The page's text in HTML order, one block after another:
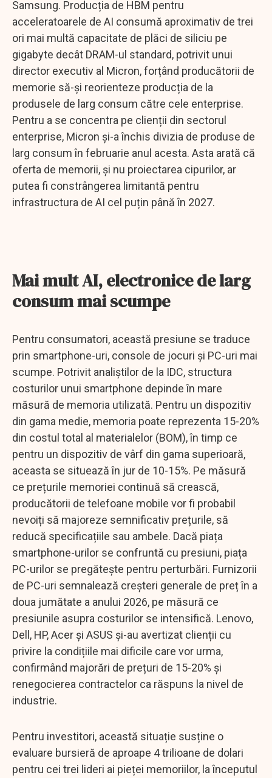
Samsung. Producția de HBM pentru
acceleratoarele de AI consumă aproximativ de trei
ori mai multă capacitate de plăci de siliciu pe
gigabyte decât DRAM-ul standard, potrivit unui
director executiv al Micron, forțând producătorii de
memorie să-și reorienteze producția de la
produsele de larg consum către cele enterprise.
Pentru a se concentra pe clienții din sectorul
enterprise, Micron și-a închis divizia de produse de
larg consum în februarie anul acesta. Asta arată că
oferta de memorii, și nu proiectarea cipurilor, ar
putea fi constrângerea limitantă pentru
infrastructura de AI cel puțin până în 2027.
Mai mult AI, electronice de larg
consum mai scumpe
Pentru consumatori, această presiune se traduce
prin smartphone-uri, console de jocuri și PC-uri mai
scumpe. Potrivit analiștilor de la IDC, structura
costurilor unui smartphone depinde în mare
măsură de memoria utilizată. Pentru un dispozitiv
din gama medie, memoria poate reprezenta 15-20%
din costul total al materialelor (BOM), în timp ce
pentru un dispozitiv de vârf din gama superioară,
aceasta se situează în jur de 10-15%. Pe măsură
ce prețurile memoriei continuă să crească,
producătorii de telefoane mobile vor fi probabil
nevoiți să majoreze semnificativ prețurile, să
reducă specificațiile sau ambele. Dacă piața
smartphone-urilor se confruntă cu presiuni, piața
PC-urilor se pregătește pentru perturbări. Furnizorii
de PC-uri semnalează creșteri generale de preț în a
doua jumătate a anului 2026, pe măsură ce
presiunile asupra costurilor se intensifică. Lenovo,
Dell, HP, Acer și ASUS și-au avertizat clienții cu
privire la condițiile mai dificile care vor urma,
confirmând majorări de prețuri de 15-20% și
renegocierea contractelor ca răspuns la nivel de
industrie.
Pentru investitori, această situație susține o
evaluare bursieră de aproape 4 trilioane de dolari
pentru cei trei lideri ai pieței memoriilor, la începutul